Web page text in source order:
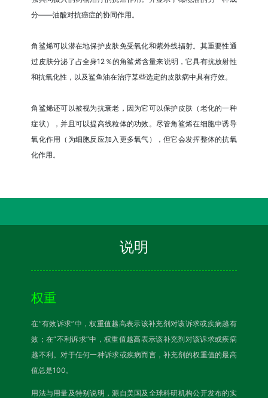
分——油酸对抗癌症的协同作用。
角鲨烯可以潜在地保护皮肤免受氧化和紫外线辐射。其重要性通
过皮肤分泌了占全身12％的角鲨烯含量来说明，它具有抗放射性
和抗氧化性，以及鲨鱼油在治疗某些选定的皮肤病中具有疗效。
角鲨烯还可以被视为抗衰老，因为它可以保护皮肤（老化的一种
症状），并且可以提高线粒体的功效。尽管角鲨烯在细胞中诱导
氧化作用（为细胞反应加入更多氧气），但它会发挥整体的抗氧
化作用。
说明
权重
在“有效诉求”中，权重值越高表示该补充剂对该诉求或疾病越有
效；在“不利诉求”中，权重值越高表示该补充剂对该诉求或疾病
越不利。对于任何一种诉求或疾病而言，补充剂的权重值的最高
值总是100。
用法与用量及特别说明，源自美国及全球科研机构公开发布的实